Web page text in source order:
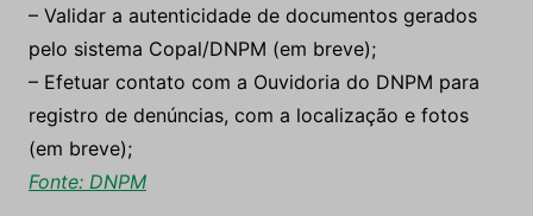
– Validar a autenticidade de documentos gerados
pelo sistema Copal/DNPM (em breve);
– Efetuar contato com a Ouvidoria do DNPM para
registro de denúncias, com a localização e fotos
(em breve);
Fonte: DNPM